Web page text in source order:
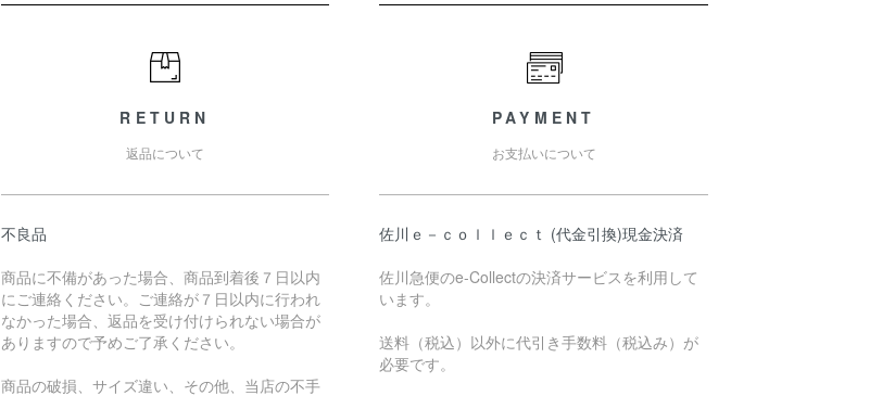
RETURN
返品について
不良品
商品に不備があった場合、商品到着後７日以内
にご連絡ください。ご連絡が７日以内に行われ
なかった場合、返品を受け付けられない場合が
ありますので予めご了承ください。
商品の破損、サイズ違い、その他、当店の不手
PAYMENT
お支払いについて
佐川ｅ－ｃｏｌｌｅｃｔ (代金引換)現金決済
佐川急便のe-Collectの決済サービスを利用して
います。
送料（税込）以外に代引き手数料（税込み）が
必要です。